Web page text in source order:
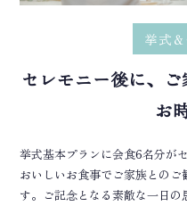
挙式
セレモニー後に、
お
挙式基本プランに会食6名分が
おいしいお食事でご家族との
す。ご記念となる素敵な一日